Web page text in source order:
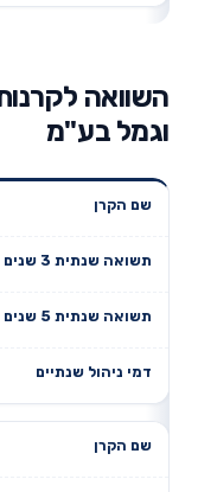
השוואה
וגמל בע"מ